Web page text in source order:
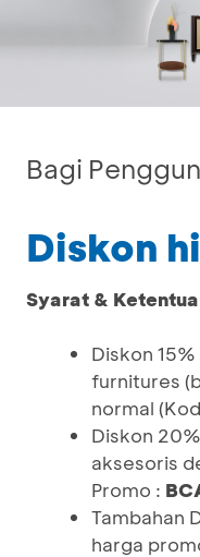
Bagi
Diskon
Syarat &
Diskon
furnitures
normal
Diskon
aksesoris
Promo :
Tambahan
harga